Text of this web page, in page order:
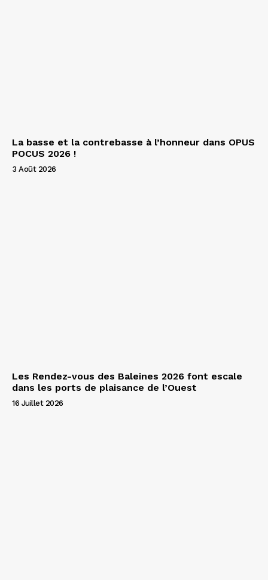
La basse et la contrebasse à l’honneur dans OPUS
POCUS 2026 !
3 Août 2026
Les Rendez-vous des Baleines 2026 font escale
dans les ports de plaisance de l’Ouest
16 Juillet 2026